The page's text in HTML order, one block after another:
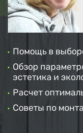
Помощь в
Обзор
эстетика и
Расчет
Советы по